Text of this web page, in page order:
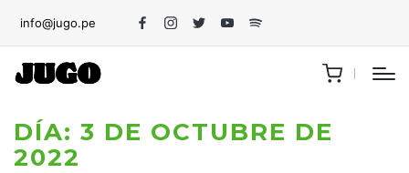
info@jugo.pe
FacebookInstagram
TwitterYoutubeSpotify
DÍA: 3 DE OCTUBRE DE
2022